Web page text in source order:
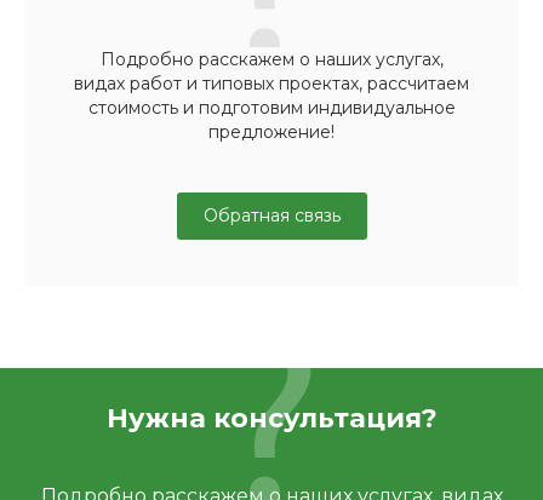
Подробно расскажем о наших услугах,
видах работ и типовых проектах, рассчитаем
стоимость и подготовим индивидуальное
предложение!
Обратная связь
Нужна консультация?